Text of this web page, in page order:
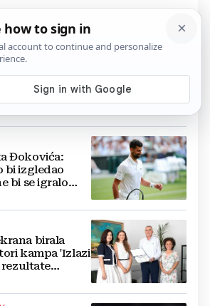
(217 članaka)
Đokovića:
bi izgledao
bi se igralo
birala
kampa 'Izlazi